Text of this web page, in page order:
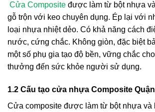
Cửa Composite được làm từ bột nhựa
gỗ trộn với keo chuyên dụng. Ép lại với
loại nhựa nhiệt dẻo. Có khả năng cách
nước, cứng chắc. Không giòn, đặc biệt
một số phụ gia tạo độ bền, vững chắc
thưởng đến sức khỏe người sử dụng.
1.2 Cấu tạo cửa nhựa Composite
Cửa composite được làm từ bột nhựa và